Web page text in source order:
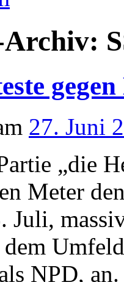
Archiv:
27. Juni
„die
Meter
Juli,
NPD,